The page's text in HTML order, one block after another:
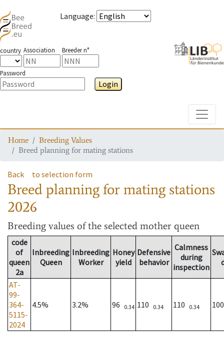
Language:
country Association Breeder n°
Password
Login
Home
Breeding Values
Breed planning for mating stations
Back to selection form
Breed planning for mating stations
2026
Breeding values of the selected mother queen
code
of
queen
2a
Inbreeding
Queen
Inbreeding
Worker
Honey
yield
Defensive
behavior
Calmness
during
inspection
AT-
99-
364-
5115-
2024
4.5% 3.2% 96 0.34 110 0.34 110 0.34